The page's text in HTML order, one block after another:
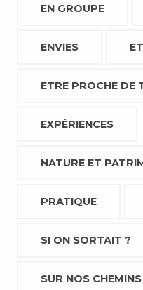
EN GROUPE
ENVIES
ETRE PROCHE DE
EXPÉRIENCES
NATURE ET
PRATIQUE
SI ON SORTAIT ?
SUR NOS CHEMINS